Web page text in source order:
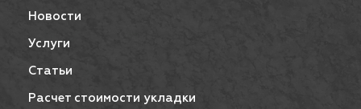
Новости
Услуги
Статьи
Расчет стоимости укладки